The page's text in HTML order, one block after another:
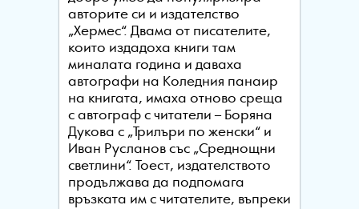
авторите си и издателство
„Хермес“. Двама от писателите,
които издадоха книги там
миналата година и даваха
автографи на Коледния панаир
на книгата, имаха отново среща
с автограф с читатели – Боряна
Дукова с „Трилъри по женски“ и
Иван Русланов със „Среднощни
светлини“. Тоест, издателството
продължава да подпомага
връзката им с читателите, въпреки